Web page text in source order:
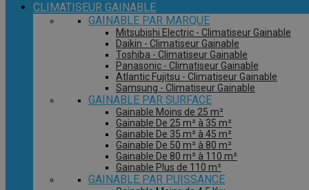
CLIMATISEUR GAINABLE
GAINABLE PAR MARQUE
Mitsubishi Electric - Climatiseur Gainable
Daikin - Climatiseur Gainable
Toshiba - Climatiseur Gainable
Panasonic - Climatiseur Gainable
Atlantic Fujitsu - Climatiseur Gainable
Samsung - Climatiseur Gainable
GAINABLE PAR SURFACE
Gainable Moins de 25 m²
Gainable De 25 m² à 35 m²
Gainable De 35 m² à 45 m²
Gainable De 50 m² à 80 m²
Gainable De 80 m² à 110 m²
Gainable Plus de 110 m²
GAINABLE PAR PUISSANCE